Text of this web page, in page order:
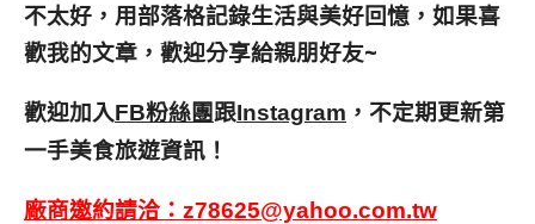
不太好，用部落格記錄生活與美好回憶， 如果喜
歡我的文章，歡迎分享給親朋好友~
歡迎加入FB粉絲團跟Instagram ，不定期更新第
一手美食旅遊資訊！
廠商邀約請洽： z78625@yahoo.com.tw